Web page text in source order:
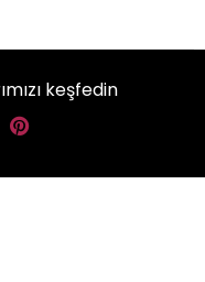
keşfedin